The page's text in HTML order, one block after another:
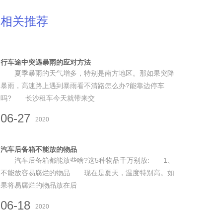
相关推荐
行车途中突遇暴雨的应对方法
夏季暴雨的天气增多，特别是南方地区。那如果突降
暴雨，高速路上遇到暴雨看不清路怎么办?能靠边停车
吗? 长沙租车今天就带来交
06-27 2020
汽车后备箱不能放的物品
汽车后备箱都能放些啥?这5种物品千万别放: 1、
不能放容易腐烂的物品 现在是夏天，温度特别高。如
果将易腐烂的物品放在后
06-18 2020